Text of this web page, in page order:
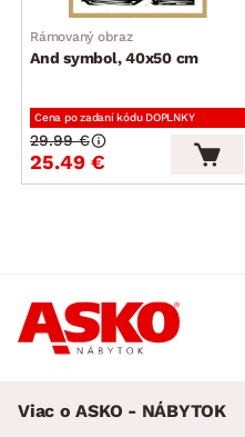
Rámovaný obraz
And symbol, 40x50 cm
Cena po zadaní kódu DOPLNKY
25.49 €
29.99 €
Viac o ASKO - NÁBYTOK